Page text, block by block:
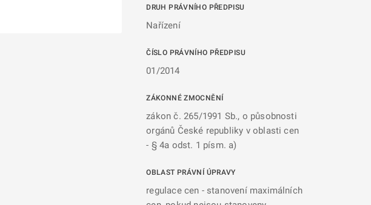
DRUH PRÁVNÍHO PŘEDPISU
Nařízení
ČÍSLO PRÁVNÍHO PŘEDPISU
01/2014
ZÁKONNÉ ZMOCNĚNÍ
zákon č. 265/1991 Sb., o působnosti
orgánů České republiky v oblasti cen
- § 4a odst. 1 písm. a)
OBLAST PRÁVNÍ ÚPRAVY
regulace cen - stanovení maximálních